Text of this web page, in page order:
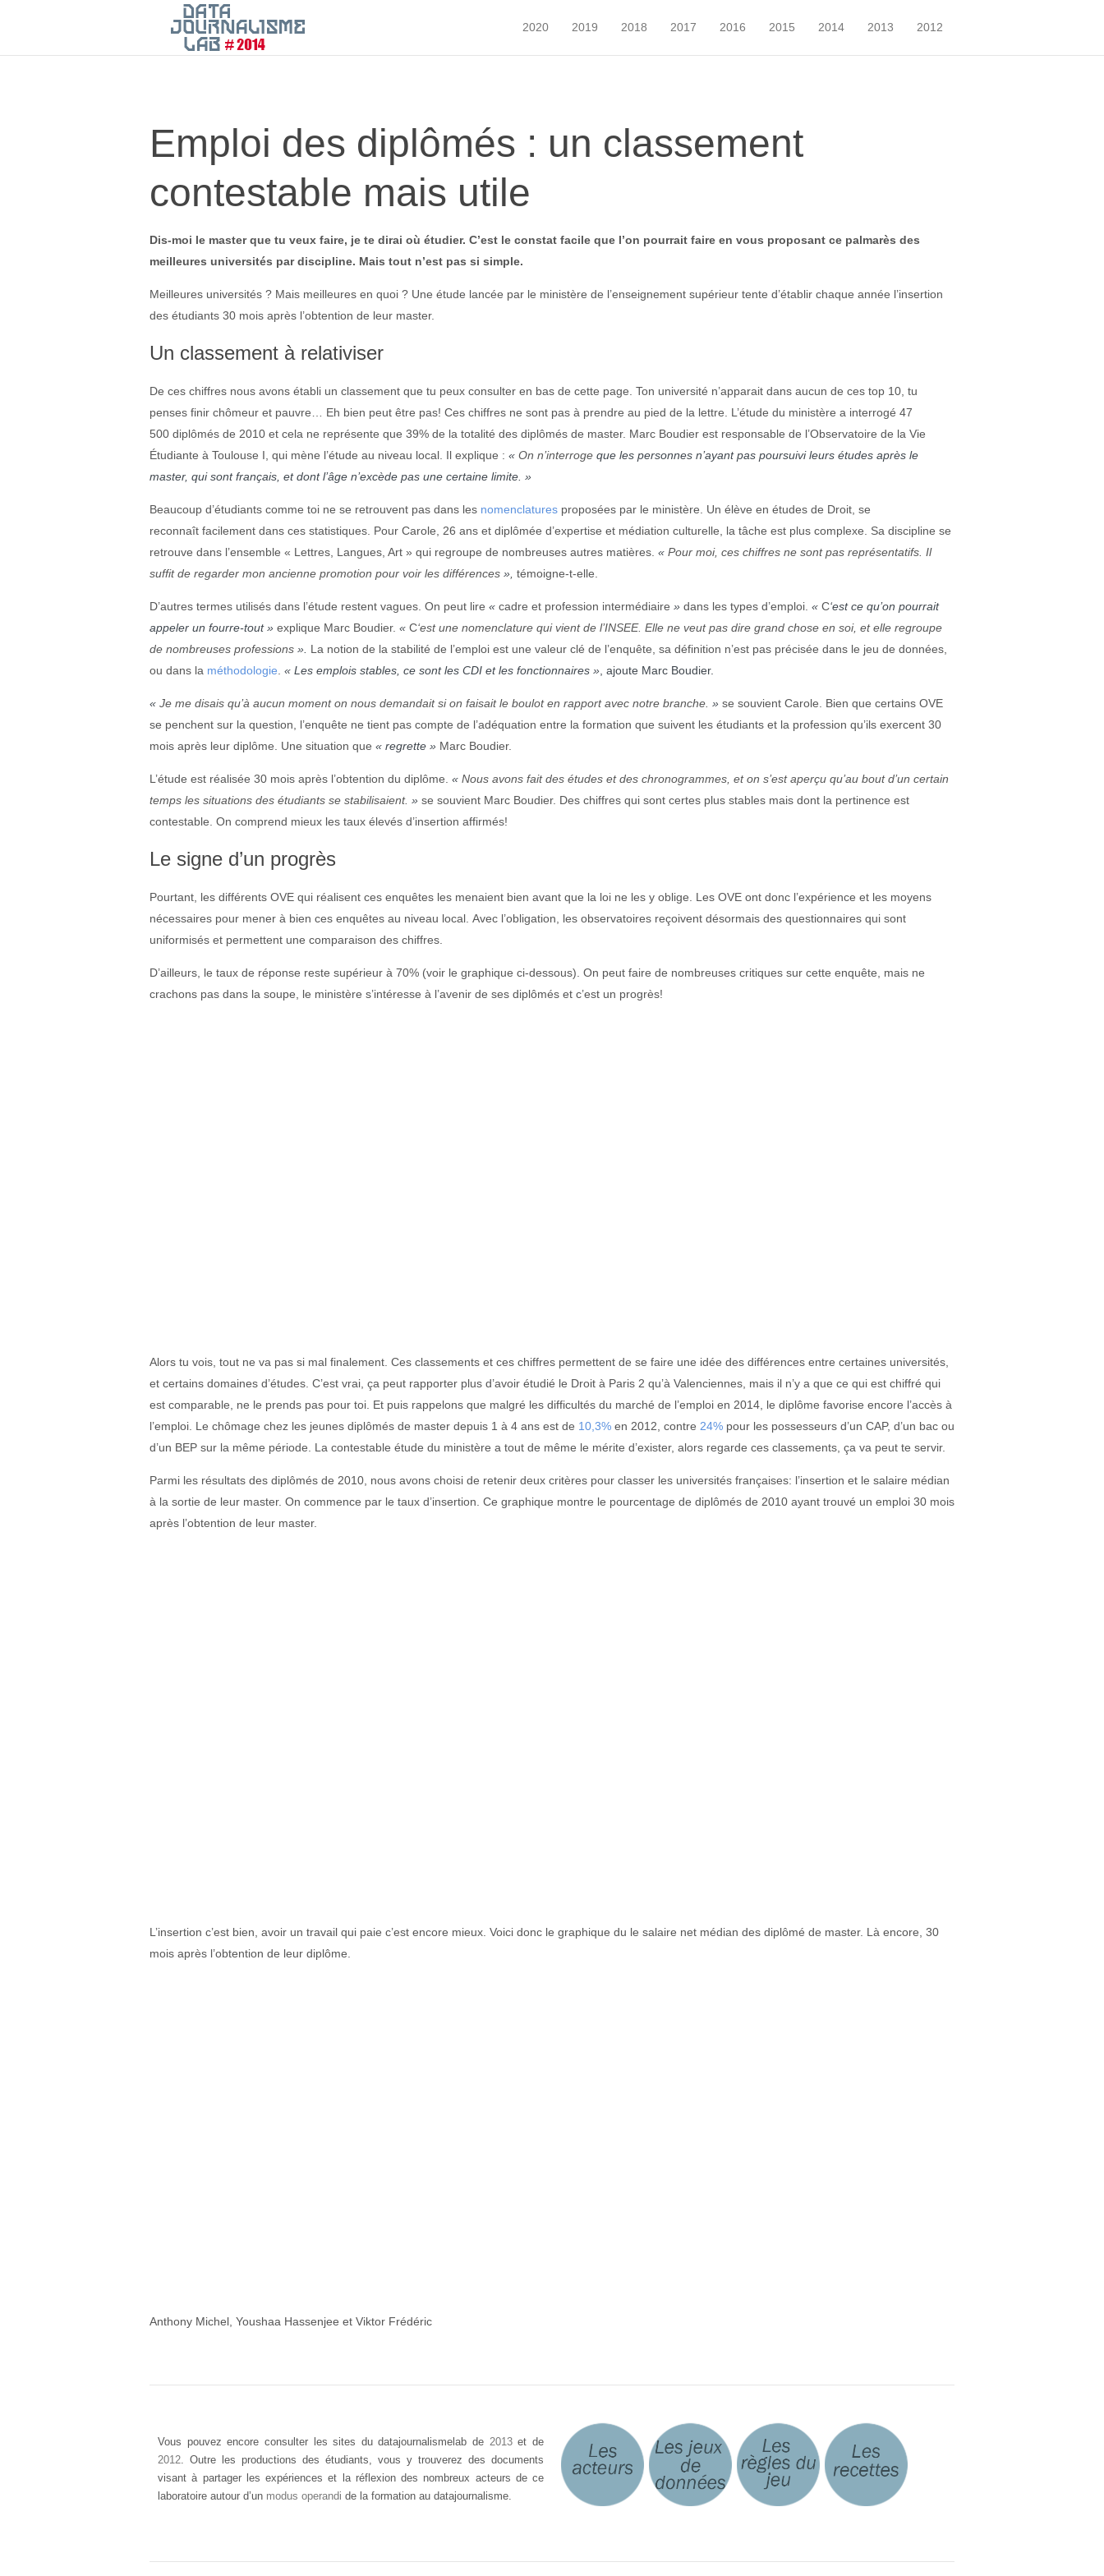
2020 2019 2018 2017 2016 2015 2014 2013 2012
Emploi des diplômés : un classement
contestable mais utile
Dis-moi le master que tu veux faire, je te dirai où étudier. C’est le constat facile que l’on pourrait faire en vous proposant ce palmarès des
meilleures universités par discipline. Mais tout n’est pas si simple.
Meilleures universités ? Mais meilleures en quoi ? Une étude lancée par le ministère de l’enseignement supérieur tente d’établir chaque année l’insertion
des étudiants 30 mois après l’obtention de leur master.
Un classement à relativiser
De ces chiffres nous avons établi un classement que tu peux consulter en bas de cette page. Ton université n’apparait dans aucun de ces top 10, tu
penses finir chômeur et pauvre… Eh bien peut être pas! Ces chiffres ne sont pas à prendre au pied de la lettre. L’étude du ministère a interrogé 47
500 diplômés de 2010 et cela ne représente que 39% de la totalité des diplômés de master. Marc Boudier est responsable de l’Observatoire de la Vie
Étudiante à Toulouse I, qui mène l’étude au niveau local. Il explique : « On n’interroge que les personnes n’ayant pas poursuivi leurs études après le
master, qui sont français, et dont l’âge n’excède pas une certaine limite. »
Beaucoup d’étudiants comme toi ne se retrouvent pas dans les nomenclatures proposées par le ministère. Un élève en études de Droit, se
reconnaît facilement dans ces statistiques. Pour Carole, 26 ans et diplômée d’expertise et médiation culturelle, la tâche est plus complexe. Sa discipline se
retrouve dans l’ensemble « Lettres, Langues, Art » qui regroupe de nombreuses autres matières. « Pour moi, ces chiffres ne sont pas représentatifs. Il
suffit de regarder mon ancienne promotion pour voir les différences » témoigne-t-elle.
D’autres termes utilisés dans l’étude restent vagues. On peut lire « cadre et profession intermédiaire » dans les types d’emploi. « C‘est ce qu’on pourrait
appeler un fourre-tout» explique Marc Boudier. « C‘est une nomenclature qui vient de l’INSEE. Elle ne veut pas dire grand chose en soi, et elle regroupe
de nombreuses professions ». La notion de la stabilité de l’emploi est une valeur clé de l’enquête, sa définition n’est pas précisée dans le jeu de données,
ou dans la méthodologie « Les emplois stables, ce sont les CDI et les fonctionnaires » , ajoute Marc Boudier.
« Je me disais qu’à aucun moment on nous demandait si on faisait le boulot en rapport avec notre branche. » se souvient Carole.
Bien que certains OVE
se penchent sur la question, l’enquête ne tient pas compte de l’adéquation entre la formation que suivent les étudiants et la profession qu’ils exercent 30
mois après leur diplôme. Une situation que « regrette » Marc Boudier.
L’étude est réalisée 30 mois après l’obtention du diplôme. « Nous avons fait des études et des chronogrammes, et on s’est aperçu qu’au bout d’un certain
temps les situations des étudiants se stabilisaient. » se souvient Marc Boudier. Des chiffres qui sont certes plus stables mais dont la pertinence est
contestable. On comprend mieux les taux élevés d’insertion affirmés!
Le signe d’un progrès
Pourtant, les différents OVE qui réalisent ces enquêtes les menaient bien avant que la loi ne les y oblige. Les OVE ont donc l’expérience et les moyens
nécessaires pour mener à bien ces enquêtes au niveau local. Avec l’obligation, les observatoires reçoivent désormais des questionnaires qui sont
uniformisés et permettent une comparaison des chiffres.
D’ailleurs, le taux de réponse reste supérieur à 70% (voir le graphique ci-dessous). On peut faire de nombreuses critiques sur cette enquête, mais ne
crachons pas dans la soupe, le ministère s’intéresse à l’avenir de ses diplômés et c’est un progrès!
Alors tu vois, tout ne va pas si mal finalement. Ces classements et ces chiffres permettent de se faire une idée des différences entre certaines universités,
et certains domaines d’études. C’est vrai, ça peut rapporter plus d’avoir étudié le Droit à Paris 2 qu’à Valenciennes, mais il n’y a que ce qui est chiffré qui
est comparable, ne le prends pas pour toi. Et puis rappelons que malgré les difficultés du marché de l’emploi en 2014, le diplôme favorise encore l’accès à
l’emploi. Le chômage chez les jeunes diplômés de master depuis 1 à 4 ans est de 10,3% en 2012, contre 24% pour les possesseurs d’un CAP, d’un bac ou
d’un BEP sur la même période. La contestable étude du ministère a tout de même le mérite d’exister, alors regarde ces classements, ça va peut te servir.
Parmi les résultats des diplômés de 2010, nous avons choisi de retenir deux critères pour classer les universités françaises: l’insertion et le salaire médian
à la sortie de leur master. On commence par le taux d’insertion. Ce graphique montre le pourcentage de diplômés de 2010 ayant trouvé un emploi 30 mois
après l’obtention de leur master.
L’insertion c’est bien, avoir un travail qui paie c’est encore mieux. Voici donc le graphique du le salaire net médian des diplômé de master. Là encore, 30
mois après l’obtention de leur diplôme.
Anthony Michel, Youshaa Hassenjee et Viktor Frédéric
Vous pouvez encore consulter les sites du datajournalismelab de 2013et de
2012. Outre les productions des étudiants, vous y trouverez des documents
visant à partager les expériences et la réflexion des nombreux acteurs de ce
laboratoire autour d’un modus operandi de la formation au datajournalisme.